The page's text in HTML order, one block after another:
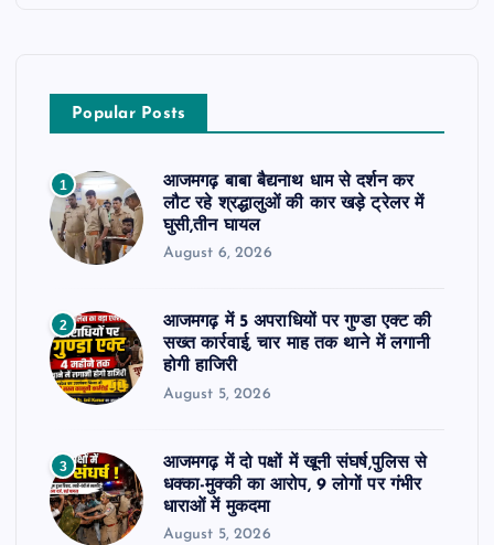
Popular Posts
1
आजमगढ़ बाबा बैद्यनाथ धाम से दर्शन कर
लौट रहे श्रद्धालुओं की कार खड़े ट्रेलर में
घुसी,तीन घायल
August 6, 2026
2
आजमगढ़ में 5 अपराधियों पर गुण्डा एक्ट की
सख्त कार्रवाई, चार माह तक थाने में लगानी
होगी हाजिरी
August 5, 2026
3
आजमगढ़ में दो पक्षों में खूनी संघर्ष,पुलिस से
धक्का-मुक्की का आरोप, 9 लोगों पर गंभीर
धाराओं में मुकदमा
August 5, 2026